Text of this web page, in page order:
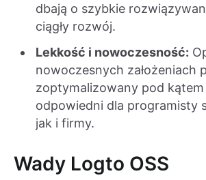
dbają o szybkie
ciągły rozwój.
Lekkość i nowoczesność:
nowoczesnych założeniach
zoptymalizowany pod
odpowiedni dla programisty
jak i firmy.
Wady Logto OSS